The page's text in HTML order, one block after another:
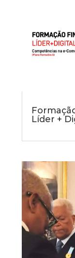
Líder +